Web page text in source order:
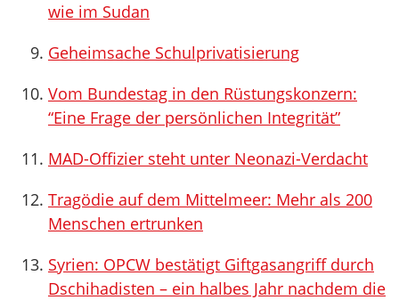
wie im Sudan
Geheimsache Schulprivatisierung
Vom Bundestag in den Rüstungskonzern:
“Eine Frage der persönlichen Integrität”
MAD-Offizier steht unter Neonazi-Verdacht
Tragödie auf dem Mittelmeer: Mehr als 200
Menschen ertrunken
Syrien: OPCW bestätigt Giftgasangriff durch
Dschihadisten – ein halbes Jahr nachdem die